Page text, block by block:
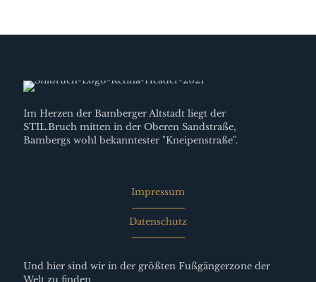
Im Herzen der Bamberger Altstadt liegt der
STIL.Bruch mitten in der Oberen Sandstraße,
Bambergs wohl bekanntester "Kneipenstraße".
Impressum
Datenschutz
Und hier sind wir in der größten Fußgängerzone der
Welt zu finden